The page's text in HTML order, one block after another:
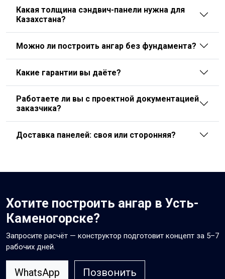
Какая толщина сэндвич-панели нужна для
Казахстана?
Можно ли построить ангар без фундамента?
Какие гарантии вы даёте?
Работаете ли вы с проектной документацией
заказчика?
Доставка панелей: своя или сторонняя?
Хотите построить ангар в Усть-
Каменогорске?
Запросите расчёт — конструктор подготовит концепт за 5–7
рабочих дней.
WhatsApp Позвонить